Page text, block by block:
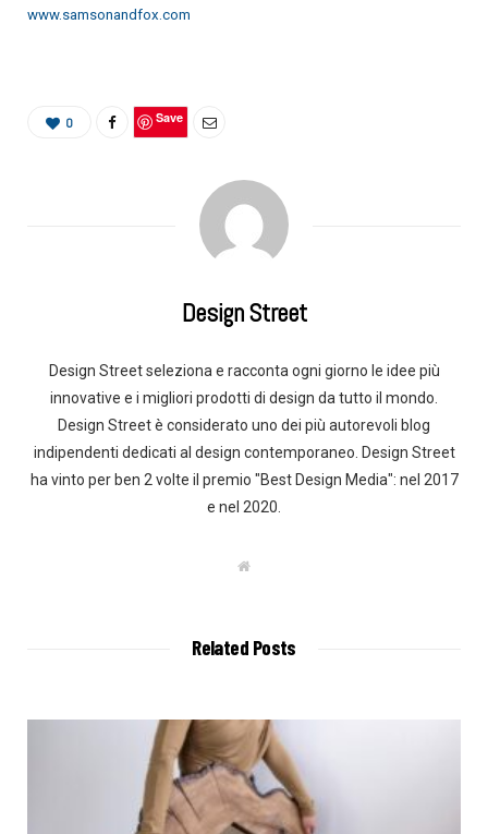
www.samsonandfox.com
0 Save
Design Street
Design Street seleziona e racconta ogni giorno le idee più
innovative e i migliori prodotti di design da tutto il mondo.
Design Street è considerato uno dei più autorevoli blog
indipendenti dedicati al design contemporaneo. Design Street
ha vinto per ben 2 volte il premio "Best Design Media": nel 2017
e nel 2020.
W
Related Posts